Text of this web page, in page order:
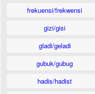
frekuensi/frekwensi
gizi/gisi
gladi/geladi
gubuk/gubug
hadis/hadist